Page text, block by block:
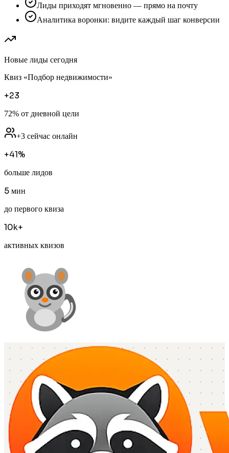
Лиды приходят мгновенно — прямо на почту
Аналитика воронки: видите каждый шаг конверсии
Новые лиды сегодня
Квиз «Подбор недвижимости»
+23
72% от дневной цели
+3 сейчас онлайн
+41%
больше лидов
5 мин
до первого квиза
10k+
активных квизов